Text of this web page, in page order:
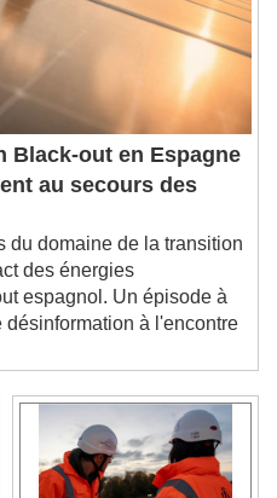
Black-out en Espagne
au secours des
domaine de la transition
des énergies
espagnol. Un épisode à
à l'encontre